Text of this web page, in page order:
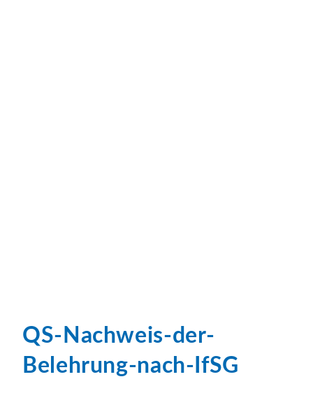
QS-Nachweis-der-
Belehrung-nach-IfSG